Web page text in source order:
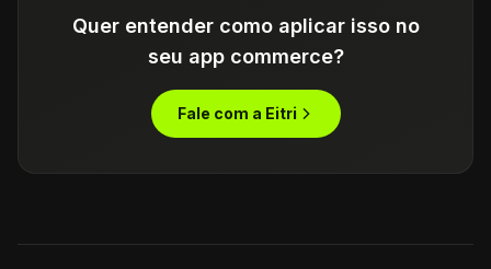
Quer entender como aplicar isso no
seu app commerce?
Fale com a Eitri